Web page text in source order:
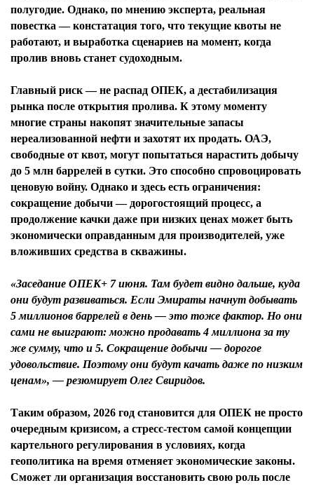
полугодие. Однако, по мнению эксперта, реальная
повестка — констатация того, что текущие квоты не
работают, и выработка сценариев на момент, когда
пролив вновь станет судоходным.
Главный риск — не распад ОПЕК, а дестабилизация
рынка после открытия пролива. К этому моменту
многие страны накопят значительные запасы
нереализованной нефти и захотят их продать. ОАЭ,
свободные от квот, могут попытаться нарастить добычу
до 5 млн баррелей в сутки. Это способно спровоцировать
ценовую войну. Однако и здесь есть ограничения:
сокращение добычи — дорогостоящий процесс, а
продолжение качки даже при низких ценах может быть
экономически оправданным для производителей, уже
вложивших средства в скважины.
«Заседание ОПЕК+ 7 июня. Там будет видно дальше, куда
они будут развиваться. Если Эмираты начнут добывать
5 миллионов баррелей в день — это тоже фактор. Но они
сами не выиграют: можно продавать 4 миллиона за ту
же сумму, что и 5. Сокращение добычи — дорогое
удовольствие. Поэтому они будут качать даже по низким
ценам», — резюмирует Олег Свиридов.
Таким образом, 2026 год становится для ОПЕК не просто
очередным кризисом, а стресс-тестом самой концепции
картельного регулирования в условиях, когда
геополитика на время отменяет экономические законы.
Сможет ли организация восстановить свою роль после
Я согласен сполитикой конфиденциальности и
защиты информации*
Я согласен сполитикой конфиденциальности и
защиты информации*